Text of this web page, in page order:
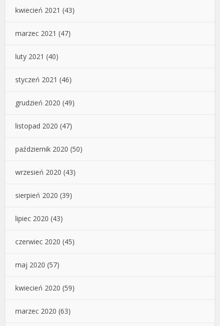
kwiecień 2021 (43)
marzec 2021 (47)
luty 2021 (40)
styczeń 2021 (46)
grudzień 2020 (49)
listopad 2020 (47)
październik 2020 (50)
wrzesień 2020 (43)
sierpień 2020 (39)
lipiec 2020 (43)
czerwiec 2020 (45)
maj 2020 (57)
kwiecień 2020 (59)
marzec 2020 (63)